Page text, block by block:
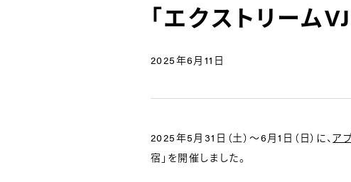
「エクストリーム
2025年6月11日
2025年5月31日（土）〜6月1日（日）に、ア
宿」を開催しました。